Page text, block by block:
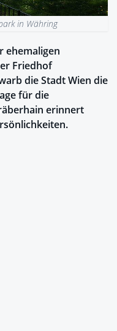
in Währing
ehemaligen
Friedhof
die Stadt Wien die
für die
erinnert